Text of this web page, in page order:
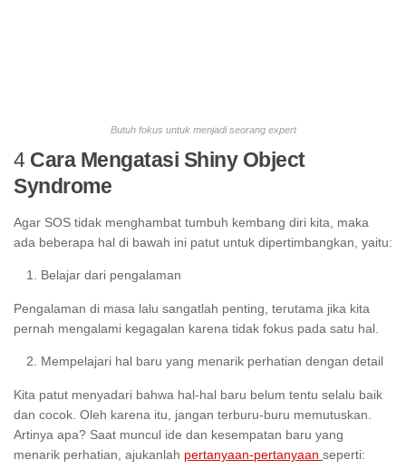
Butuh fokus untuk menjadi seorang expert
4 Cara Mengatasi Shiny Object
Syndrome
Agar SOS tidak menghambat tumbuh kembang diri kita, maka
ada beberapa hal di bawah ini patut untuk dipertimbangkan, yaitu:
Belajar dari pengalaman
Pengalaman di masa lalu sangatlah penting, terutama jika kita
pernah mengalami kegagalan karena tidak fokus pada satu hal.
Mempelajari hal baru yang menarik perhatian dengan detail
Kita patut menyadari bahwa hal-hal baru belum tentu selalu baik
dan cocok. Oleh karena itu, jangan terburu-buru memutuskan.
Artinya apa? Saat muncul ide dan kesempatan baru yang
menarik perhatian, ajukanlah pertanyaan-pertanyaan seperti: